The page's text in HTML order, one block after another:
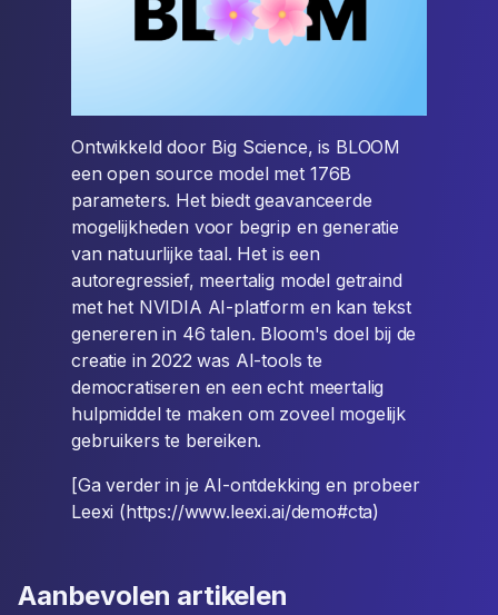
Ontwikkeld door Big Science, is BLOOM
een open source model met 176B
parameters. Het biedt geavanceerde
mogelijkheden voor begrip en generatie
van natuurlijke taal. Het is een
autoregressief, meertalig model getraind
met het NVIDIA AI-platform en kan tekst
genereren in 46 talen. Bloom's doel bij de
creatie in 2022 was AI-tools te
democratiseren en een echt meertalig
hulpmiddel te maken om zoveel mogelijk
gebruikers te bereiken.
[Ga verder in je AI-ontdekking en probeer
Leexi (https://www.leexi.ai/demo#cta)
Aanbevolen artikelen